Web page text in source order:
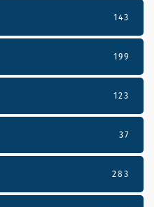
143
199
123
37
283